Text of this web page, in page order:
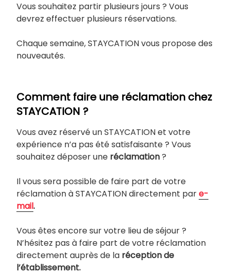
Vous souhaitez partir plusieurs jours ? Vous
devrez effectuer plusieurs réservations.
Chaque semaine, STAYCATION vous propose des
nouveautés.
Comment faire une réclamation chez
STAYCATION ?
Vous avez réservé un STAYCATION et votre
expérience n’a pas été satisfaisante ? Vous
souhaitez déposer une réclamation?
Il vous sera possible de faire part de votre
réclamation à STAYCATION directement pare-
mail.
Vous êtes encore sur votre lieu de séjour ?
N’hésitez pas à faire part de votre réclamation
directement auprès de la réception de
l’établissement.